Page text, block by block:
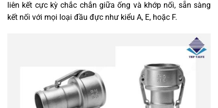
liên kết cực kỳ chắc chắn giữa ống và khớp nối, sẵn sàng
kết nối với mọi loại đầu đực như kiểu A, E, hoặc F.